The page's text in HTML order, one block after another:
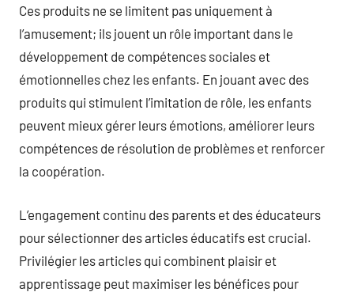
Ces produits ne se limitent pas uniquement à
l’amusement; ils jouent un rôle important dans le
développement de compétences sociales et
émotionnelles chez les enfants. En jouant avec des
produits qui stimulent l’imitation de rôle, les enfants
peuvent mieux gérer leurs émotions, améliorer leurs
compétences de résolution de problèmes et renforcer
la coopération.
L’engagement continu des parents et des éducateurs
pour sélectionner des articles éducatifs est crucial.
Privilégier les articles qui combinent plaisir et
apprentissage peut maximiser les bénéfices pour